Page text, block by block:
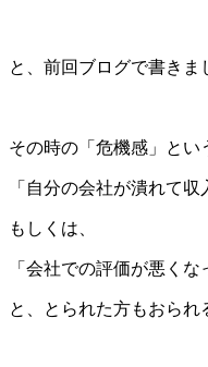
と、前回ブログで書きま
その時の「危機感」とい
「自分の会社が潰れて
もしくは、
「会社での評価が悪くな
と、とられた方もおられ